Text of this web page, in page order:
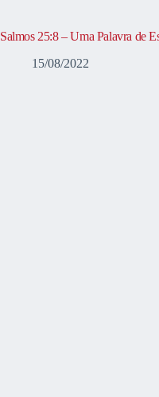
Salmos 25:8 – Uma Palavra de
15/08/2022